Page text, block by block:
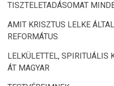
TISZTELETADÁSOMAT
AMIT KRISZTUS LELKE
REFORMÁTUS
LELKÜLETTEL, SPIRITUÁLIS
ÁT MAGYAR